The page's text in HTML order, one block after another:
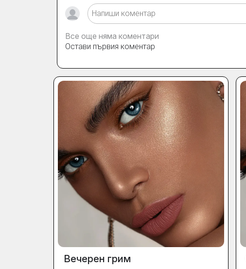
Все още няма коментари
Остави първия коментар
Вечерен грим